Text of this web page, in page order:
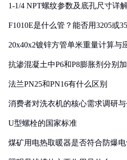
1-1/4 NPT螺纹参数及底孔尺寸详
F1010E是什么管？能否用3205或
20x40x2镀锌方管单米重量计算与
抗渗混凝土中P6和P8膨胀剂分别
法兰PN25和PN16有什么区别
消费者对洗衣机的核心需求调研
U型螺栓的国家标准
煤矿用电热取暖器是否符合防爆